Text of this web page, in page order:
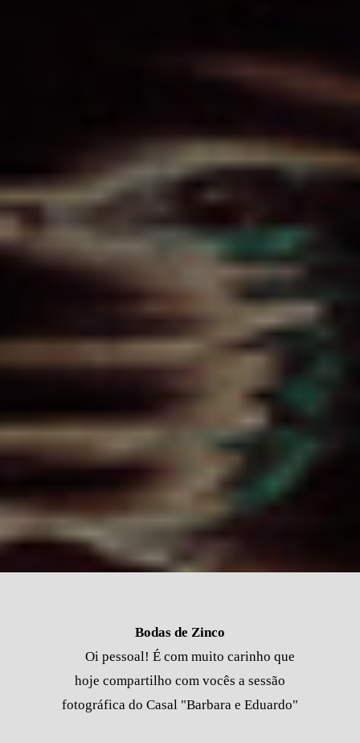
Bodas de Zinco
Oi pessoal! É com muito carinho que
hoje compartilho com vocês a sessão
fotográfica do Casal "Barbara e Eduardo"